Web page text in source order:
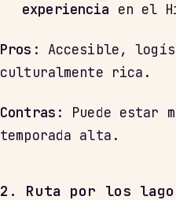
experiencia en el
Pros : Accesible,
culturalmente rica.
Contras : Puede estar
temporada alta.
2. Ruta por los